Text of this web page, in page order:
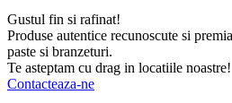
Gustul fin si rafinat!
Produse autentice recunoscute si
paste si branzeturi.
Te asteptam cu drag in locatiile noastre!
Contacteaza-ne